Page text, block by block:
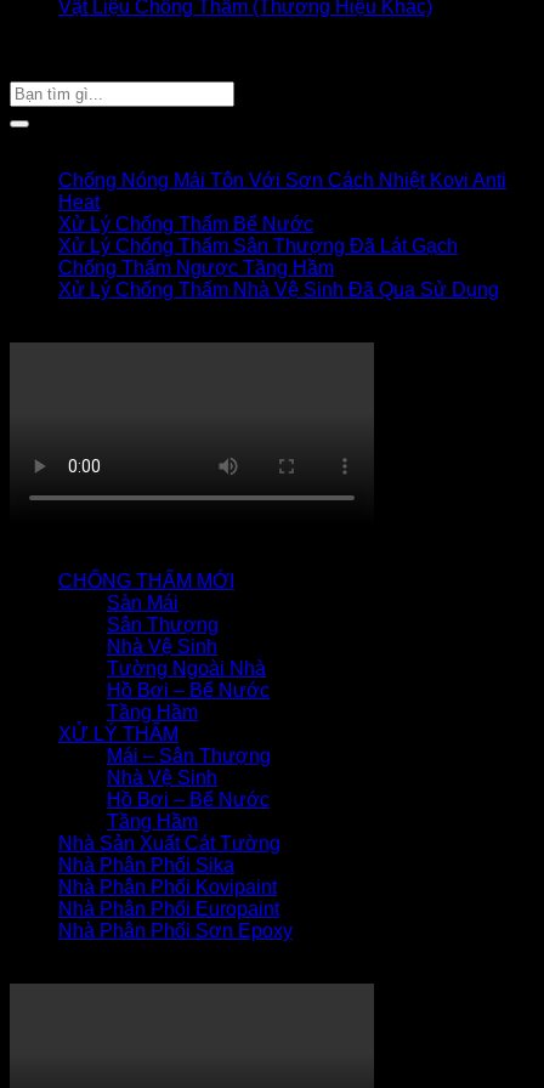
Vật Liệu Chống Thấm (Thương Hiệu Khác)
Tìm
kiếm:
Chống Nóng Mái Tôn Với Sơn Cách Nhiệt Kovi Anti
Heat
Xử Lý Chống Thấm Bể Nước
Xử Lý Chống Thấm Sân Thượng Đã Lát Gạch
Chống Thấm Ngược Tầng Hầm
Xử Lý Chống Thấm Nhà Vệ Sinh Đã Qua Sử Dụng
CHỐNG THẤM MỚI
Sàn Mái
Sân Thượng
Nhà Vệ Sinh
Tường Ngoài Nhà
Hồ Bơi – Bể Nước
Tầng Hầm
XỬ LÝ THẤM
Mái – Sân Thượng
Nhà Vệ Sinh
Hồ Bơi – Bể Nước
Tầng Hầm
Nhà Sản Xuất Cát Tường
Nhà Phân Phối Sika
Nhà Phân Phối Kovipaint
Nhà Phân Phối Europaint
Nhà Phân Phối Sơn Epoxy